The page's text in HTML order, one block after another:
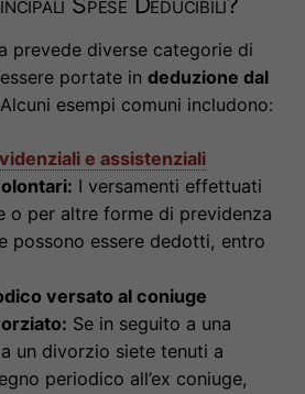
prevede diverse categorie di
portate in deduzione dal
esempi comuni includono:
e assistenziali
I versamenti effettuati
o per altre forme di previdenza
possono essere dedotti, entro
versato al coniuge
Se in seguito a una
un divorzio siete tenuti a
periodico all’ex coniuge,